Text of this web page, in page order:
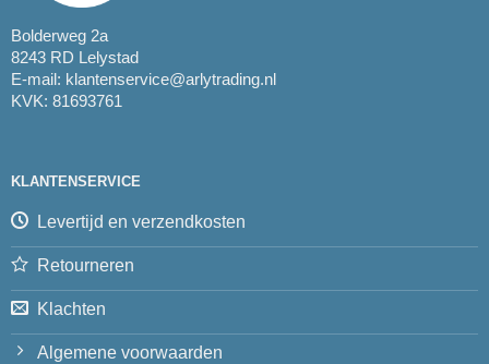
Bolderweg 2a
8243 RD Lelystad
E-mail: klantenservice@arlytrading.nl
KVK: 81693761
KLANTENSERVICE
Levertijd en verzendkosten
Retourneren
Klachten
Algemene voorwaarden